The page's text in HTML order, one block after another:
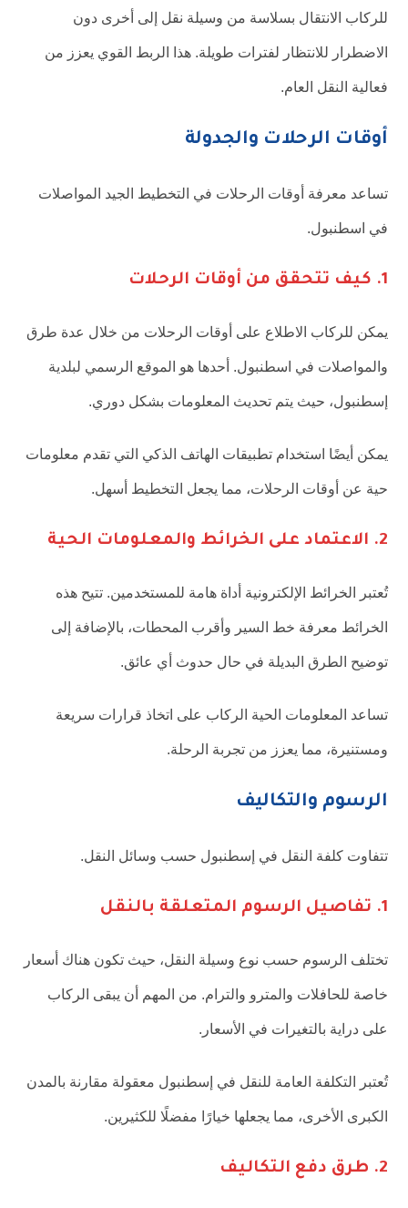
للركاب الانتقال بسلاسة من وسيلة نقل إلى أخرى دون
الاضطرار للانتظار لفترات طويلة. هذا الربط القوي يعزز من
فعالية النقل العام.
أوقات الرحلات والجدولة
تساعد معرفة أوقات الرحلات في التخطيط الجيد المواصلات
في اسطنبول.
1. كيف تتحقق من أوقات الرحلات
يمكن للركاب الاطلاع على أوقات الرحلات من خلال عدة طرق
والمواصلات في اسطنبول. أحدها هو الموقع الرسمي لبلدية
إسطنبول، حيث يتم تحديث المعلومات بشكل دوري.
يمكن أيضًا استخدام تطبيقات الهاتف الذكي التي تقدم معلومات
حية عن أوقات الرحلات، مما يجعل التخطيط أسهل.
2. الاعتماد على الخرائط والمعلومات الحية
تُعتبر الخرائط الإلكترونية أداة هامة للمستخدمين. تتيح هذه
الخرائط معرفة خط السير وأقرب المحطات، بالإضافة إلى
توضيح الطرق البديلة في حال حدوث أي عائق.
تساعد المعلومات الحية الركاب على اتخاذ قرارات سريعة
ومستنيرة، مما يعزز من تجربة الرحلة.
الرسوم والتكاليف
تتفاوت كلفة النقل في إسطنبول حسب وسائل النقل.
1. تفاصيل الرسوم المتعلقة بالنقل
تختلف الرسوم حسب نوع وسيلة النقل، حيث تكون هناك أسعار
خاصة للحافلات والمترو والترام. من المهم أن يبقى الركاب
على دراية بالتغيرات في الأسعار.
تُعتبر التكلفة العامة للنقل في إسطنبول معقولة مقارنة بالمدن
الكبرى الأخرى، مما يجعلها خيارًا مفضلًا للكثيرين.
2. طرق دفع التكاليف